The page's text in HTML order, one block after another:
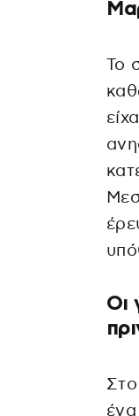
Το
Οι
Στο